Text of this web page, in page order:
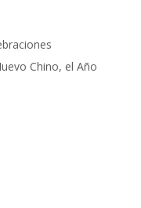
Chino, el Año